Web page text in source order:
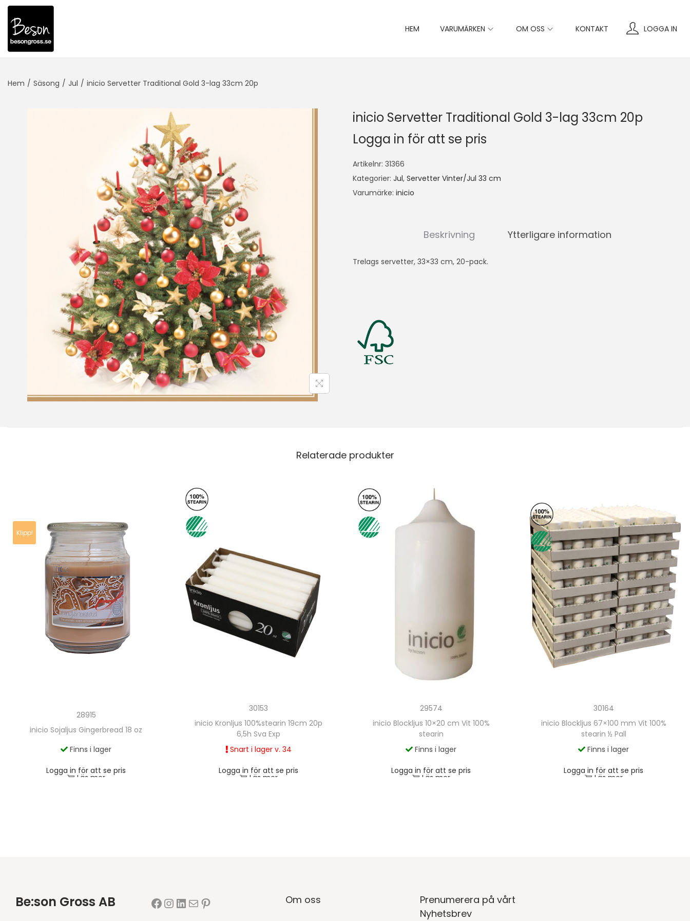
HEM VARUMÄRKEN OM OSS KONTAKT LOGGA IN
Hem / Säsong / Jul / inicio Servetter Traditional Gold 3-lag 33cm 20p
inicio Servetter Traditional Gold 3-lag 33cm 20p
Logga in för att se pris
Artikelnr: 31366
Kategorier: Jul, Servetter Vinter/Jul 33 cm
Varumärke: inicio
Beskrivning Ytterligare information
Trelags servetter, 33×33 cm, 20-pack.
Relaterade produkter
Klipp!
28915
inicio Sojaljus Gingerbread 18 oz
Finns i lager
Logga in för att se pris
Läs mer
30153
inicio Kronljus 100%stearin 19cm 20p
6,5h Sva Exp
Snart i lager v. 34
Logga in för att se pris
Läs mer
29574
inicio Blockljus 10×20 cm Vit 100%
stearin
Finns i lager
Logga in för att se pris
Läs mer
30164
inicio Blockljus 67×100 mm Vit 100%
stearin ½ Pall
Finns i lager
Logga in för att se pris
Läs mer
Be:son Gross AB Om oss
Prenumerera på vårt
Nyhetsbrev